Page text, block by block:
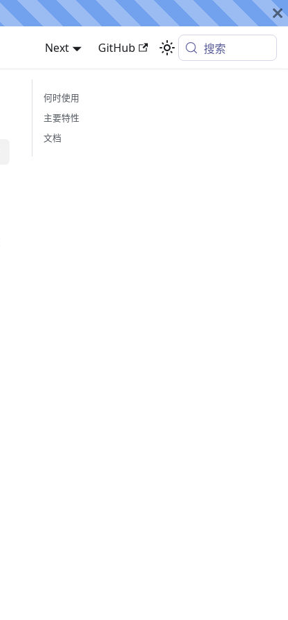
Next GitHub 搜索
何时使用
主要特性
文档